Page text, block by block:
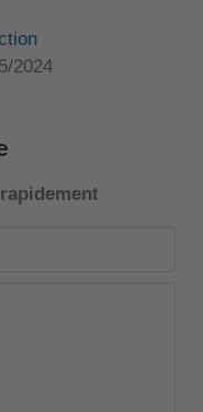
2024